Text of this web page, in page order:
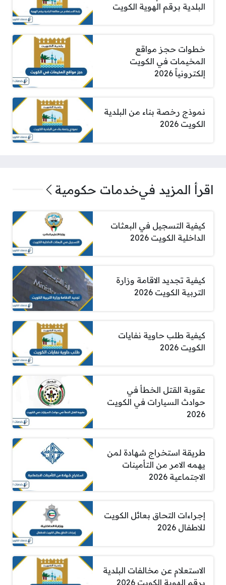
البلدية برقم الهوية الكويت
خطوات حجز مواقع
المخيمات في الكويت
إلكترونياً 2026
نموذج رخصة بناء من البلدية
الكويت 2026
اقرأ المزيد فيخدمات حكومية
كيفية التسجيل في البعثات
الداخلية الكويت 2026
كيفية تجديد الاقامة وزارة
التربية الكويت 2026
كيفية طلب حاوية نفايات
الكويت 2026
عقوبة القتل الخطأ في
حوادث السيارات في الكويت
2026
طريقة استخراج شهادة لمن
يهمه الامر من التأمينات
الاجتماعية 2026
إجراءات التحاق بعائل الكويت
للاطفال 2026
الاستعلام عن مخالفات البلدية
برقم الهوية الكويت 2026